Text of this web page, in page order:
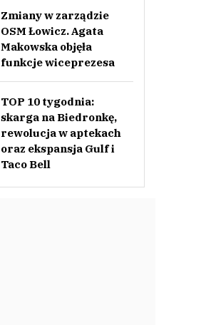
Zmiany w zarządzie
OSM Łowicz. Agata
Makowska objęła
funkcje wiceprezesa
TOP 10 tygodnia:
skarga na Biedronkę,
rewolucja w aptekach
oraz ekspansja Gulf i
Taco Bell